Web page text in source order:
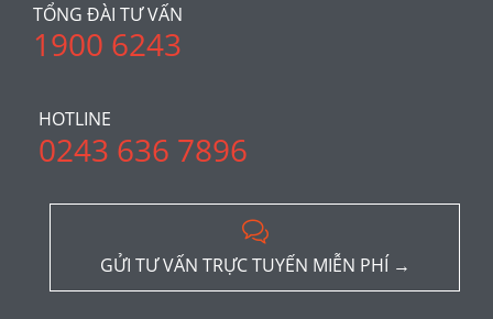
TỔNG ĐÀI TƯ VẤN
1900 6243
HOTLINE
0243 636 7896

GỬI TƯ VẤN TRỰC TUYẾN MIỄN PHÍ →